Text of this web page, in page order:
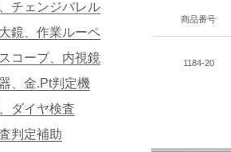
商品番号
1184-20
チェンジバレル
鏡、作業ルーペ
コープ、内視鏡
、金.Pt判定機
ダイヤ検査
判定補助